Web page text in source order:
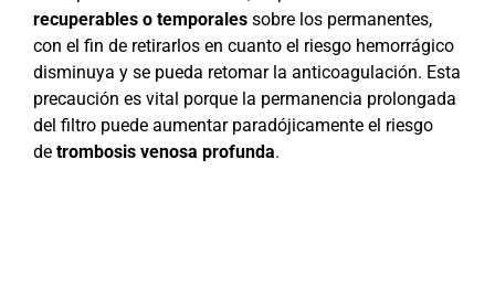
recuperables o temporalessobre los permanentes,
con el fin de retirarlos en cuanto el riesgo hemorrágico
disminuya y se pueda retomar la anticoagulación. Esta
precaución es vital porque la permanencia prolongada
del filtro puede aumentar paradójicamente el riesgo
de trombosis venosa profunda.